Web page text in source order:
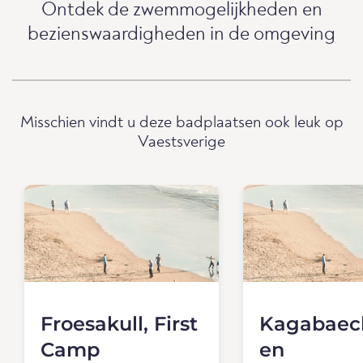
Ontdek de zwemmogelijkheden en
bezienswaardigheden in de omgeving
Misschien vindt u deze badplaatsen ook leuk op
Vaestsverige
Froesakull, First
Camp
en